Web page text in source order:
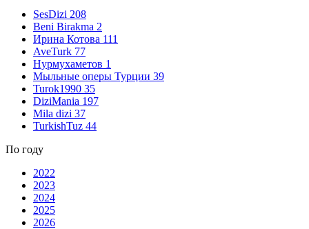
SesDizi 208
Beni Birakma 2
Ирина Котова 111
AveTurk 77
Нурмухаметов 1
Мыльные оперы Турции 39
Turok1990 35
DiziMania 197
Mila dizi 37
TurkishTuz 44
По году
2022
2023
2024
2025
2026